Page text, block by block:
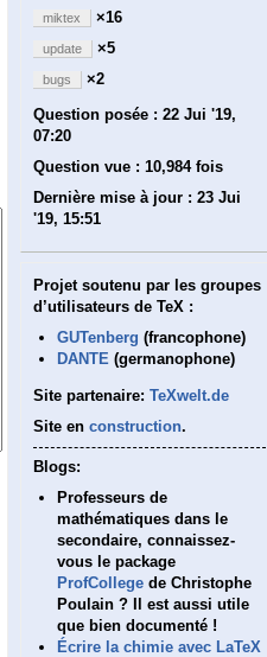
miktex ×16
update ×5
bugs
×2
Question posée : 22 Jui '19,
07:20
Question vue : 10,984 fois
Dernière mise à jour : 23 Jui
'19, 15:51
Projet soutenu par les groupes
d’utilisateurs de TeX :
GUTenberg (francophone)
DANTE (germanophone)
Site partenaire: TeXwelt.de
Site en construction.
Blogs:
Professeurs de
mathématiques dans le
secondaire, connaissez-
vous le package
ProfCollege de Christophe
Poulain ? Il est aussi utile
que bien documenté !
Écrire la chimie avec LaTeX